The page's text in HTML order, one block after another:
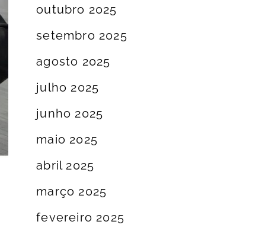
outubro 2025
setembro 2025
agosto 2025
julho 2025
junho 2025
maio 2025
abril 2025
março 2025
fevereiro 2025